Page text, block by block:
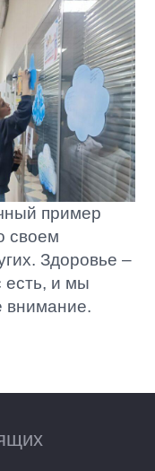
пример
своем
Здоровье –
есть, и мы
внимание.